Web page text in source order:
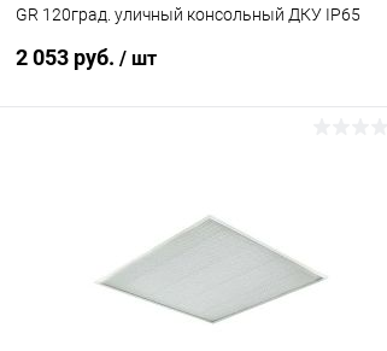
GR 120град. уличный консольный ДКУ IP65
2 053 руб. / шт
В избранное В наличии